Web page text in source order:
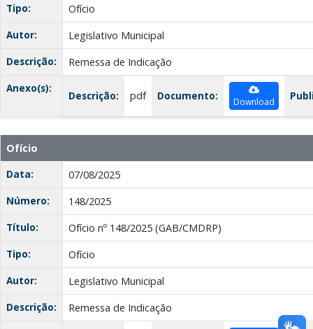
Tipo:
Ofício
Autor:
Legislativo Municipal
Descrição:
Remessa de Indicação
Anexo(s):
Descrição: pdf Documento: Download
Ofício
Data:
07/08/2025
Número:
148/2025
Título:
Ofício nº 148/2025 (GAB/CMDRP)
Tipo:
Ofício
Autor:
Legislativo Municipal
Descrição:
Remessa de Indicação